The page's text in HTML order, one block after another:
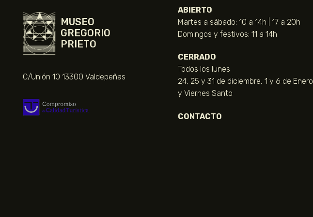
MUSEO
GREGORIO
PRIETO
C/Unión 10 13300 Valdepeñas
ABIERTO
Martes a sábado: 10 a 14h | 17 a 20h
Domingos y festivos: 11 a 14h
CERRADO
Todos los lunes
24, 25 y 31 de diciembre, 1 y 6 de Enero
y Viernes Santo
CONTACTO